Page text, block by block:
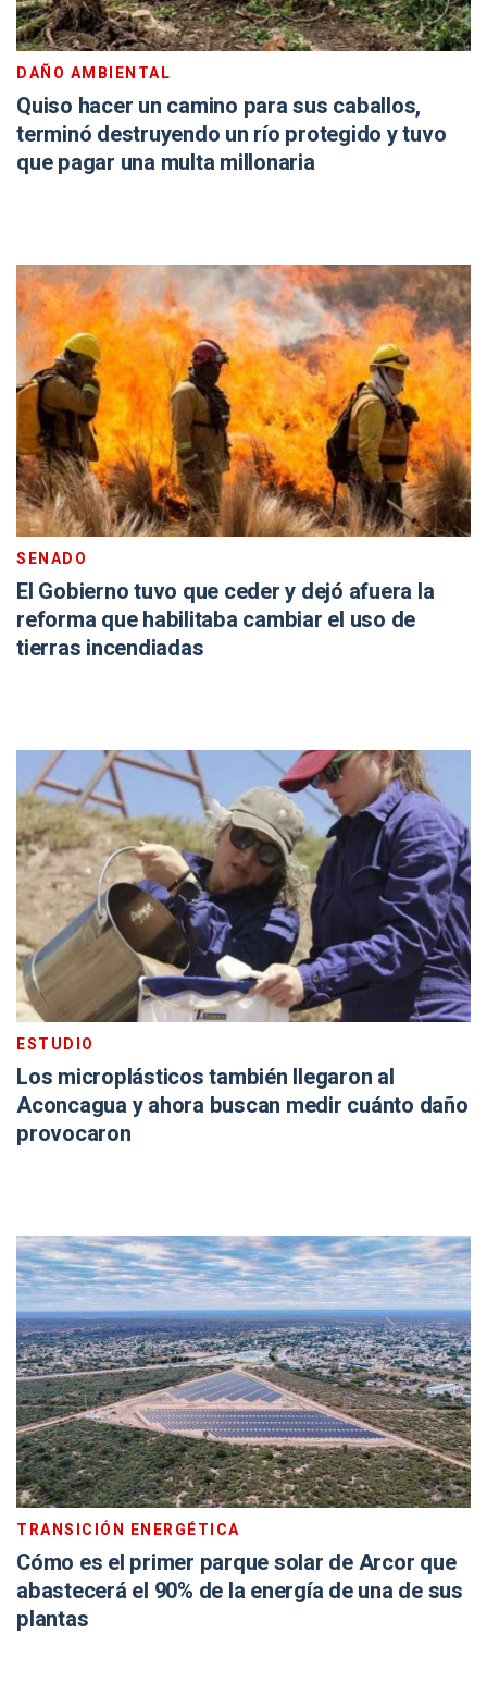
DAÑO AMBIENTAL
Quiso hacer un camino para sus caballos,
terminó destruyendo un río protegido y tuvo
que pagar una multa millonaria
SENADO
El Gobierno tuvo que ceder y dejó afuera la
reforma que habilitaba cambiar el uso de
tierras incendiadas
ESTUDIO
Los microplásticos también llegaron al
Aconcagua y ahora buscan medir cuánto daño
provocaron
TRANSICIÓN ENERGÉTICA
Cómo es el primer parque solar de Arcor que
abastecerá el 90% de la energía de una de sus
plantas